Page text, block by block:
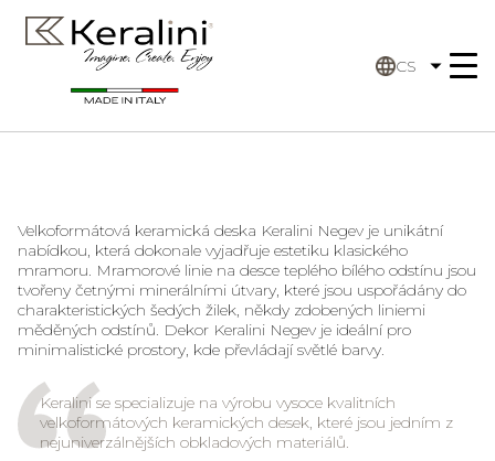
CS
Velkoformátová keramická deska Keralini Negevje unikátní
nabídkou, která dokonale vyjadřuje estetiku klasického
mramoru. Mramorové linie na desce teplého bílého odstínu jsou
tvořeny četnými minerálními útvary, které jsou uspořádány do
charakteristických šedých žilek, někdy zdobených liniemi
měděných odstínů. Dekor Keralini Negevje ideální pro
minimalistické prostory, kde převládají světlé barvy.
Keralini se specializuje na výrobu vysoce kvalitních
velkoformátových keramických desek, které jsou jedním z
nejuniverzálnějších obkladových materiálů.